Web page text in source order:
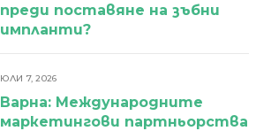
преди поставяне на зъбни
импланти?
ЮЛИ 7, 2026
Варна: Международните
маркетингови партньорства